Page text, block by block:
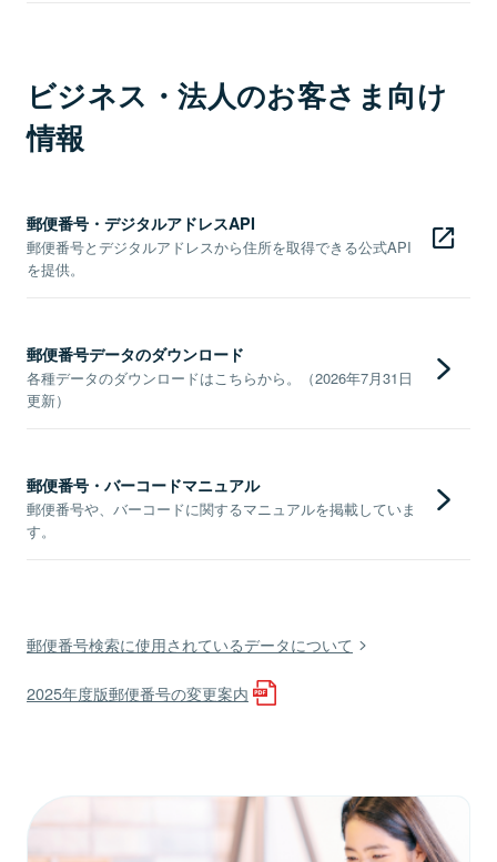
ビジネス・法人のお客さま向け
情報
郵便番号・デジタルアドレスAPI
郵便番号とデジタルアドレスから住所を取得できる公式API
を提供。
郵便番号データのダウンロード
各種データのダウンロードはこちらから。（2026年7月31日
更新）
郵便番号・バーコードマニュアル
郵便番号や、バーコードに関するマニュアルを掲載していま
す。
郵便番号検索に使用されているデータについて
2025年度版郵便番号の変更案内